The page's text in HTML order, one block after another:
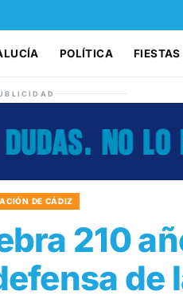
POLÍTICA FIESTAS
DE CÁDIZ
210
de